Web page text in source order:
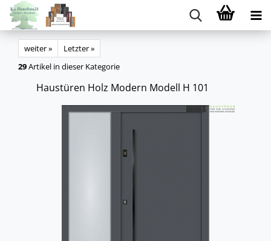
weiter »
Letzter »
29Artikel in dieser Kategorie
Haus­tü­ren Holz Mo­dern Mo­dell H 101